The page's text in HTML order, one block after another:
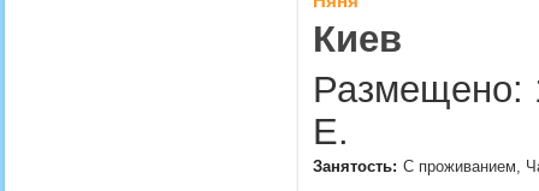
Киев
Размещено:
Е.
Занятость: С проживанием,